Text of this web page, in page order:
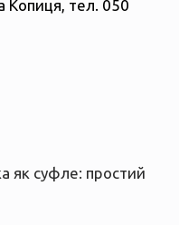
Копиця, тел. 050
як суфле: простий